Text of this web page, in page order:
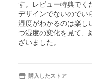
す。レビュー特典でく
デザインでないのでい
湿度がわかるのは楽し
つ湿度の変化を見て、
ざいました。
購入したストア